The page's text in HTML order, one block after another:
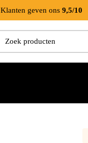
Klanten geven ons9,5/10